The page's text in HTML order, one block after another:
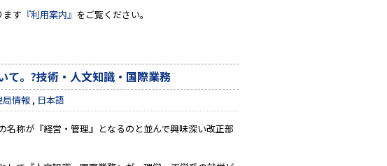
ます 『利用案内』 をご覧ください。
て。?技術・人文知識・国際業務
局情報 , 日本語
名称が『経営・管理』となるのと並んで興味深い改正部